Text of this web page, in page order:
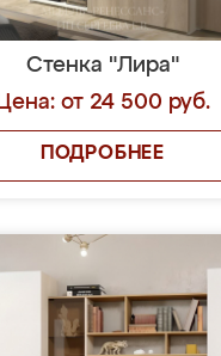
Стенка "Лира"
Цена: от 24 500 руб.
ПОДРОБНЕЕ